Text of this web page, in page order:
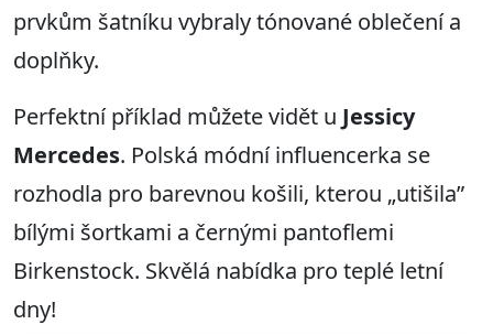
prvkům šatníku vybraly tónované oblečení a
doplňky.
Perfektní příklad můžete vidět u Jessicy
Mercedes. Polská módní influencerka se
rozhodla pro barevnou košili, kterou „utišila”
bílými šortkami a černými pantoflemi
Birkenstock. Skvělá nabídka pro teplé letní
dny!